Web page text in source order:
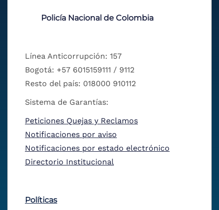
Policía Nacional de Colombia
Línea Anticorrupción: 157
Bogotá: +57 6015159111 / 9112
Resto del país: 018000 910112
Sistema de Garantías:
Peticiones Quejas y Reclamos
Notificaciones por aviso
Notificaciones por estado electrónico
Directorio Institucional
Políticas